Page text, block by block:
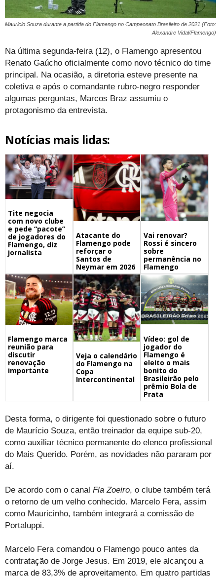
Mauricio Souza durante a partida do Flamengo no Campeonato Brasileiro de 2021 (Foto:
Alexandre Vidal/Flamengo)
Na última segunda-feira (12), o Flamengo apresentou
Renato Gaúcho oficialmente como novo técnico do time
principal. Na ocasião, a diretoria esteve presente na
coletiva e após o comandante rubro-negro responder
algumas perguntas, Marcos Braz assumiu o
protagonismo da entrevista.
Notícias mais lidas:
Tite negocia
com novo clube
e pede “pacote”
de jogadores do
Flamengo, diz
jornalista
Atacante do
Flamengo pode
reforçar o
Santos de
Neymar em 2026
Vai renovar?
Rossi é sincero
sobre
permanência no
Flamengo
Flamengo marca
reunião para
discutir
renovação
importante
Veja o calendário
do Flamengo na
Copa
Intercontinental
Vídeo: gol de
jogador do
Flamengo é
eleito o mais
bonito do
Brasileirão pelo
prêmio Bola de
Prata
Desta forma, o dirigente foi questionado sobre o futuro
de Maurício Souza, então treinador da equipe sub-20,
como auxiliar técnico permanente do elenco profissional
do Mais Querido. Porém, as novidades não pararam por
aí.
De acordo com o canal Fla Zoeiro, o clube também terá
o retorno de um velho conhecido. Marcelo Fera, assim
como Mauricinho, também integrará a comissão de
Portaluppi.
Marcelo Fera comandou o Flamengo pouco antes da
contratação de Jorge Jesus. Em 2019, ele alcançou a
marca de 83,3% de aproveitamento. Em quatro partidas